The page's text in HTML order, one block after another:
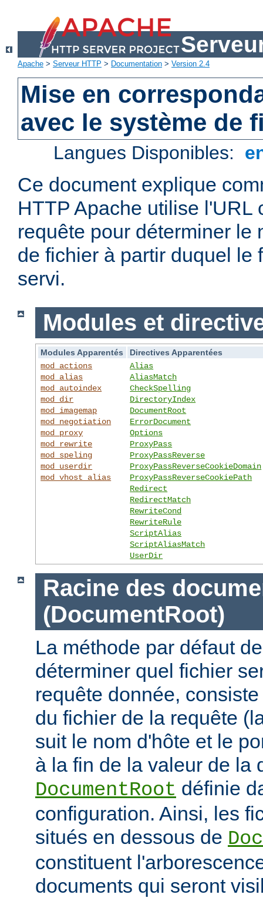
Apache > Serveur HTTP > Documentation > Version 2.4
Mise en
avec le système de
Langues Disponibles:
Ce document explique
HTTP Apache utilise l'URL
requête pour déterminer le
de fichier à partir duquel le
servi.
Modules et
Modules Apparentés
Directives Apparentées
mod_actions
mod_alias
mod_autoindex
mod_dir
mod_imagemap
mod_negotiation
mod_proxy
mod_rewrite
mod_speling
mod_userdir
mod_vhost_alias
Alias
AliasMatch
CheckSpelling
DirectoryIndex
DocumentRoot
ErrorDocument
Options
ProxyPass
ProxyPassReverse
ProxyPassReverseCookieDomain
ProxyPassReverseCookiePath
Redirect
RedirectMatch
RewriteCond
RewriteRule
ScriptAlias
ScriptAliasMatch
UserDir
Racine des
(DocumentRoot)
La méthode par défaut
déterminer quel fichier
requête donnée,
du fichier de la requête
suit le nom d'hôte et le
à la fin de la valeur de la
DocumentRoot définie
configuration. Ainsi, les
situés en dessous de
constituent
documents qui seront